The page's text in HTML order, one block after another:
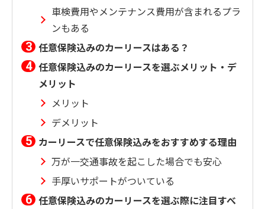
車検費用やメンテナンス費用が含まれるプラ
ンもある
任意保険込みのカーリースはある？
任意保険込みのカーリースを選ぶメリット・デ
メリット
メリット
デメリット
カーリースで任意保険込みをおすすめする理由
万が一交通事故を起こした場合でも安心
手厚いサポートがついている
任意保険込みのカーリースを選ぶ際に注目すべ